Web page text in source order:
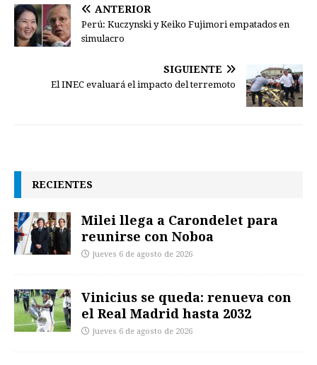
ANTERIOR
Perú: Kuczynski y Keiko Fujimori empatados en
simulacro
SIGUIENTE
El INEC evaluará el impacto del terremoto
RECIENTES
Milei llega a Carondelet para
reunirse con Noboa
jueves 6 de agosto de 2026
Vinicius se queda: renueva con
el Real Madrid hasta 2032
jueves 6 de agosto de 2026